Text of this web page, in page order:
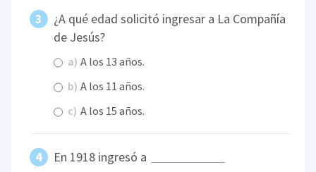
¿A qué edad solicitó ingresar a La Compañía
de Jesús?
a) A los 13 años.
b) A los 11 años.
c) A los 15 años.
En 1918 ingresó a